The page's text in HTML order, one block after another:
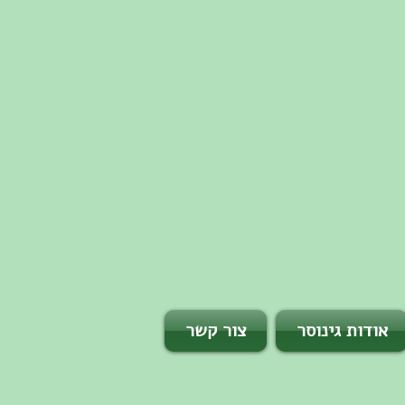
אודות גינוסר צור קשר